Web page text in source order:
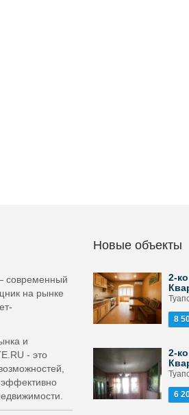
современный
на рынке
и
- это
Новые объекты
2-
8
2-
6